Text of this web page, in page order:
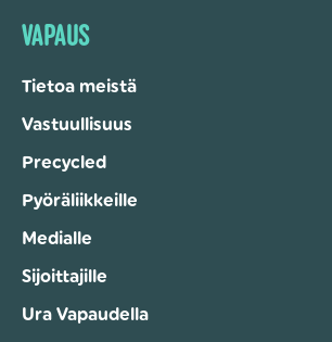
VAPAUS
Tietoa meistä
Vastuullisuus
Precycled
Pyöräliikkeille
Medialle
Sijoittajille
Ura Vapaudella